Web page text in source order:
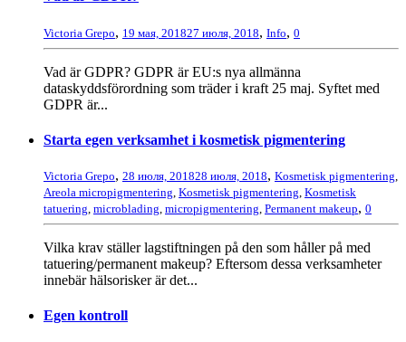
Victoria Grepo, 19 мая, 201827 июля, 2018, Info, 0
Vad är GDPR? GDPR är EU:s nya allmänna
dataskyddsförordning som träder i kraft 25 maj. Syftet med
GDPR är...
Starta egen verksamhet i kosmetisk pigmentering
Victoria Grepo, 28 июля, 201828 июля, 2018, Kosmetisk pigmentering,
Areola micropigmentering, Kosmetisk pigmentering, Kosmetisk
tatuering, microblading, micropigmentering, Permanent makeup, 0
Vilka krav ställer lagstiftningen på den som håller på med
tatuering/permanent makeup? Eftersom dessa verksamheter
innebär hälsorisker är det...
Egen kontroll